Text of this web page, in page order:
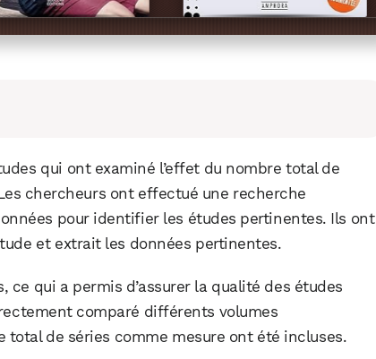
qui ont examiné l’effet du nombre total de
chercheurs ont effectué une recherche
pour identifier les études pertinentes. Ils ont
et extrait les données pertinentes.
qui a permis d’assurer la qualité des études
comparé différents volumes
total de séries comme mesure ont été incluses.